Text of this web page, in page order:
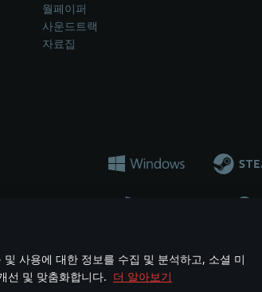
사용에 대한 정보를 수집 및 분석하고, 소셜 미
선 및 맞춤화합니다. 더 알아보기
월페이퍼
사운드트랙
자료집
나 차량을 묘사하는 것은 무기 개발 업체나 장비 제
All trademarks, logos and brand names are the property
이용 약관